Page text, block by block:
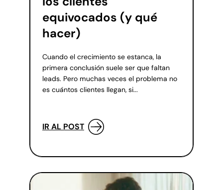
equivocados (y qué
hacer)
Cuando el crecimiento se estanca, la
primera conclusión suele ser que faltan
leads. Pero muchas veces el problema no
es cuántos clientes llegan, si...
IR AL POST